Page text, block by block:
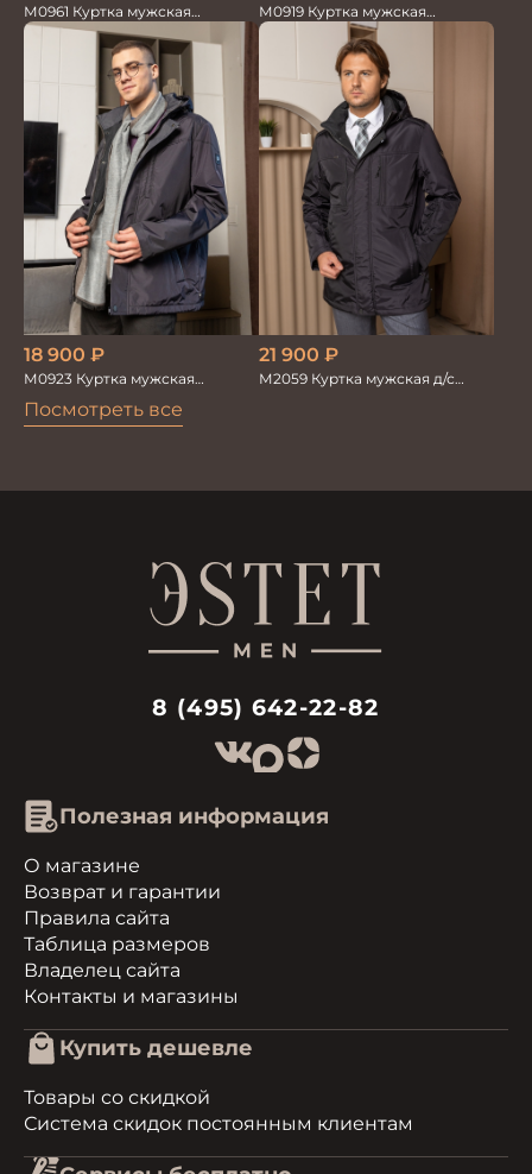
Посмотреть все
М0961 Куртка мужская
т.коричневый
М0919 Куртка мужская
горчичный
18 900 ₽
М0923 Куртка мужская
21 900 ₽
М2059 Куртка мужская д/с
8 (495) 642-22-82
Полезная информация
О магазине
Возврат и гарантии
Правила сайта
Таблица размеров
Владелец сайта
Контакты и магазины
Купить дешевле
Товары со скидкой
Система скидок постоянным клиентам